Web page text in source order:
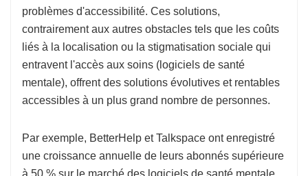
problèmes d'accessibilité. Ces solutions,
contrairement aux autres obstacles tels que les coûts
liés à la localisation ou la stigmatisation sociale qui
entravent l'accès aux soins (logiciels de santé
mentale), offrent des solutions évolutives et rentables
accessibles à un plus grand nombre de personnes.
Par exemple, BetterHelp et Talkspace ont enregistré
une croissance annuelle de leurs abonnés supérieure
à 50 % sur le marché des logiciels de santé mentale